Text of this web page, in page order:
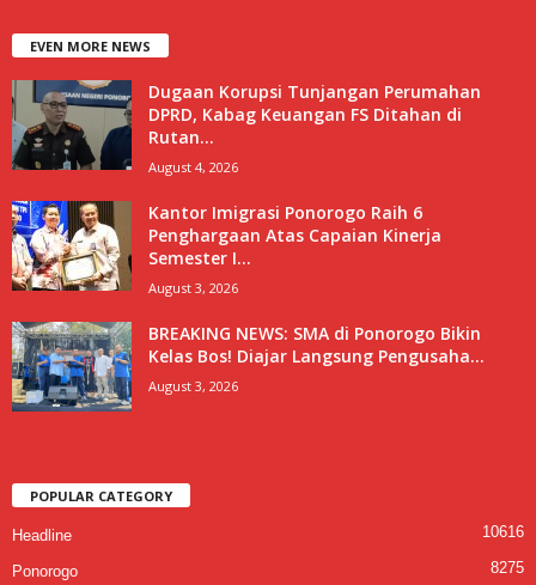
EVEN MORE NEWS
Dugaan Korupsi Tunjangan Perumahan
DPRD, Kabag Keuangan FS Ditahan di
Rutan...
August 4, 2026
Kantor Imigrasi Ponorogo Raih 6
Penghargaan Atas Capaian Kinerja
Semester I...
August 3, 2026
BREAKING NEWS: SMA di Ponorogo Bikin
Kelas Bos! Diajar Langsung Pengusaha...
August 3, 2026
POPULAR CATEGORY
Headline 10616
Ponorogo 8275